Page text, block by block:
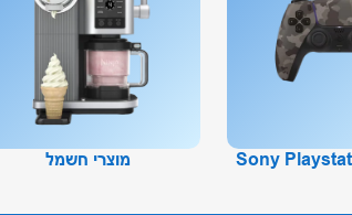
מוצרי חשמל